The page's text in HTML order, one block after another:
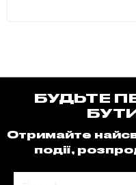
БУДЬТЕ
Отримайте
події,